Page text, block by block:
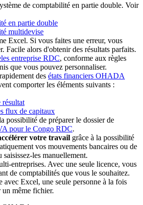
de comptabilité en partie double. Voir
en partie double
multidevise
Excel. Si vous faites une erreur, vous
Facile alors d'obtenir des résultats parfaits.
entreprise RDC, conforme aux règles
que vous pouvez personnaliser.
des états financiers OHADA
comporter les éléments suivants :
résultat
flux de capitaux
possibilité de préparer le dossier de
pour le Congo RDC.
votre travail grâce à la possibilité
vos mouvements bancaires ou de
saisissez-les manuellement.
entreprises. Avec une seule licence, vous
de comptabilités que vous le souhaitez.
avec Excel, une seule personne à la fois
même fichier.